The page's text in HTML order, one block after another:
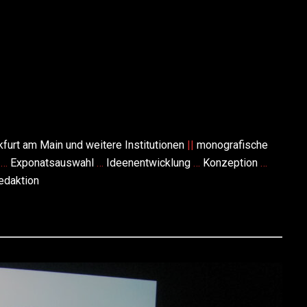
am Main und weitere Institutionen || monografische
… Exponatsauswahl … Ideenentwicklung … Konzeption …